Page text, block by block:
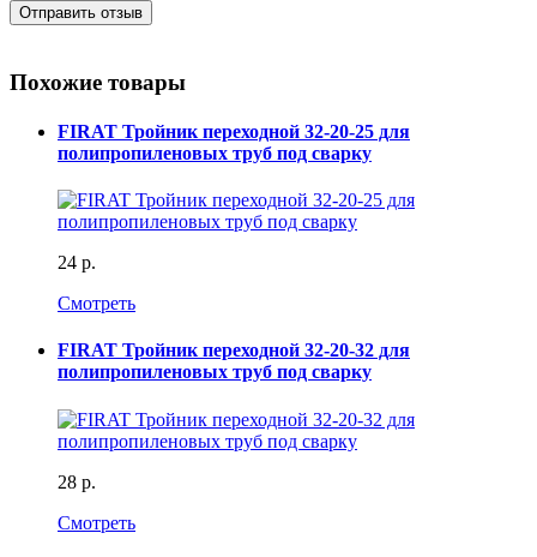
Отправить отзыв
Похожие товары
FIRAT Тройник переходной 32-20-25 для
полипропиленовых труб под сварку
24 р.
Смотреть
FIRAT Тройник переходной 32-20-32 для
полипропиленовых труб под сварку
28 р.
Смотреть